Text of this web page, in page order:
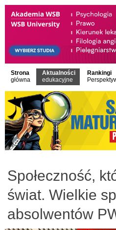
Strona
główna
Aktualności
edukacyjne
Rankingi
Społeczność,
świat. Wielkie
absolwentów